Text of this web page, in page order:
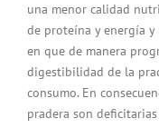
una menor calidad
de proteína y energía
en que de manera
digestibilidad de la
consumo. En
pradera son